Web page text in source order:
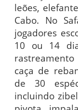
leões,
Cabo. No
jogadores
10 ou 14
rastreamento
caça de
de 30
incluindo